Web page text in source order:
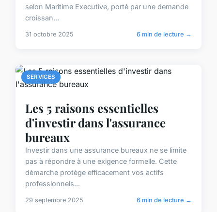
selon Maritime Executive, porté par une demande
croissan...
31 octobre 2025 6 min de lecture →
SERVICES
Les 5 raisons essentielles
d'investir dans l'assurance
bureaux
Investir dans une assurance bureaux ne se limite
pas à répondre à une exigence formelle. Cette
démarche protège efficacement vos actifs
professionnels...
29 septembre 2025 6 min de lecture →